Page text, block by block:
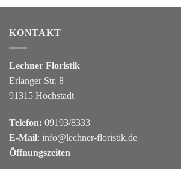
KONTAKT
Lechner Floristik
Erlanger Str. 8
91315 Höchstadt
Telefon: 09193/8333
E-Mail: info@lechner-floristik.de
Öffnungszeiten